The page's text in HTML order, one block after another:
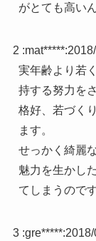
がとても高い
2 :mat*****:
実年齢より若
持する努力を
格好、若づく
ます。
せっかく綺麗
魅力を生かし
てしまうのです
3 :gre*****: